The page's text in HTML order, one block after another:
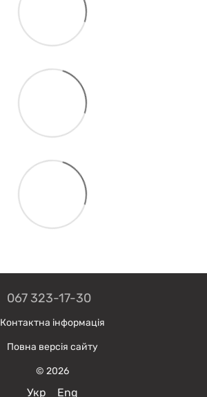
067 323-17-30
Контактна інформація
Повна версія сайту
© 2026
Укр Eng